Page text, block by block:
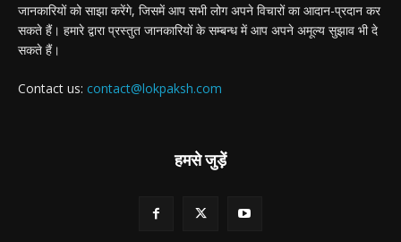
जानकारियों को साझा करेंगे, जिसमें आप सभी लोग अपने विचारों का आदान-प्रदान कर
सकते हैं। हमारे द्वारा प्रस्तुत जानकारियों के सम्बन्ध में आप अपने अमूल्य सुझाव भी दे
सकते हैं।
Contact us: contact@lokpaksh.com
हमसे जुड़ें